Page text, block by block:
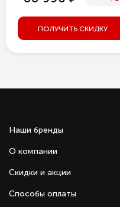
ПОЛУЧИТЬ СКИДКУ
Наши бренды
О компании
Скидки и акции
Способы оплаты